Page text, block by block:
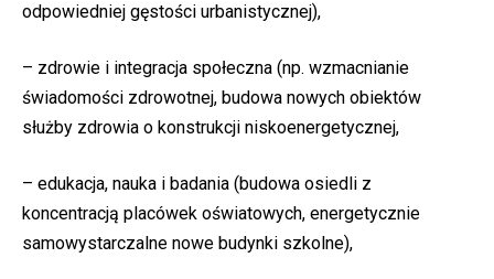
odpowiedniej gęstości urbanistycznej),
– zdrowie i integracja społeczna (np. wzmacnianie
świadomości zdrowotnej, budowa nowych obiektów
służby zdrowia o konstrukcji niskoenergetycznej,
– edukacja, nauka i badania (budowa osiedli z
koncentracją placówek oświatowych, energetycznie
samowystarczalne nowe budynki szkolne),